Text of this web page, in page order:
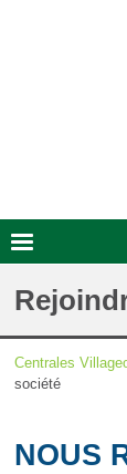
compte
de
l'utilisateur
Navigation
principale
Fil
Centrales
société
NOUS